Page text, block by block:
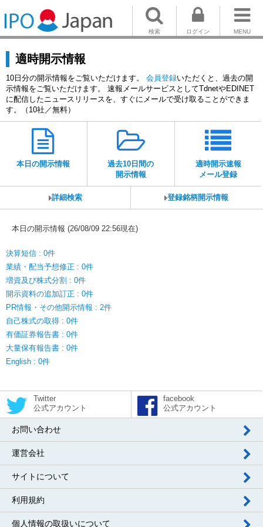
MENU
ログイン
検索
適時開示情報
10日分の開示情報をご覧いただけます。 会員登録いただくと、過去の開
示情報をご覧いただけます。 速報メールサービスとしてTdnetやEDINET
に配信したニュースリリースを、すぐにメールで受け取ることができま
す。（10社／無料）
本日の開示情報
過去10日間の
開示情報
適時開示速報
メール登録
詳細検索 登録銘柄開示情報
本日の開示情報 (26/08/09 22:56現在)
決算短信 : 0件
業績・配当予想修正 : 0件
増資及び株式分割 : 0件
開示資料の追加訂正 : 0件
PR情報・その他開示情報 : 2件
自己株式の取得 : 0件
有価証券報告書 : 0件
大量保有報告書 : 0件
English : 0件
Twitter
公式アカウント
facebook
公式アカウント
お問い合わせ
運営会社
サイトについて
利用規約
個人情報の取扱いについて